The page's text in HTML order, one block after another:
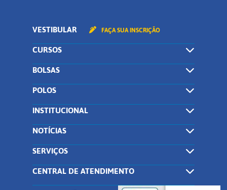
VESTIBULAR FAÇA SUA INSCRIÇÃO
CURSOS
BOLSAS
POLOS
INSTITUCIONAL
NOTÍCIAS
SERVIÇOS
CENTRAL DE ATENDIMENTO